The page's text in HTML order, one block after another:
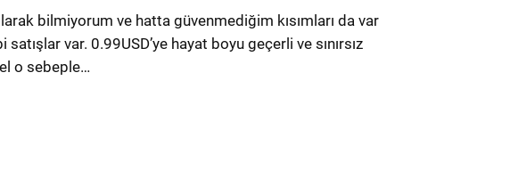
bilmiyorum ve hatta güvenmediğim kısımları da var
var. 0.99USD’ye hayat boyu geçerli ve sınırsız
o sebeple…